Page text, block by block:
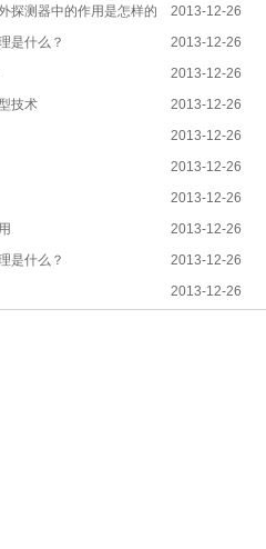
2013-12-26
探测器中的作用是怎样的
2013-12-26
是什么？
2013-12-26
2013-12-26
技术
2013-12-26
2013-12-26
2013-12-26
2013-12-26
2013-12-26
是什么？
2013-12-26